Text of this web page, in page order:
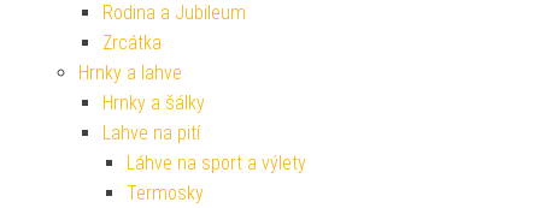
Rodina a Jubileum
Zrcátka
Hrnky a lahve
Hrnky a šálky
Lahve na pití
Láhve na sport a výlety
Termosky